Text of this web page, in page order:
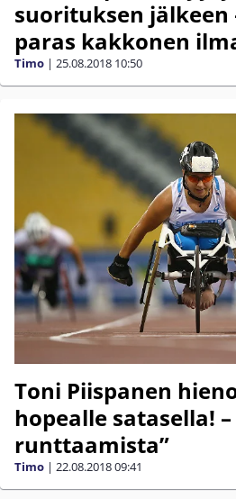
suorituksen jälkeen
paras kakkonen
Timo | 25.08.2018 10:50
Toni Piispanen
hopealle satasella!
runttaamista”
Timo | 22.08.201809:41